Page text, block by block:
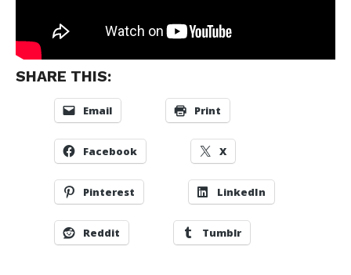
SHARE THIS:
Email Print
Facebook X
Pinterest LinkedIn
Reddit Tumblr